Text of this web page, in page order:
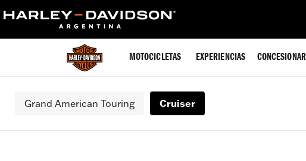
MOTOCICLETAS EXPERIENCIAS
Grand American Touring Cruiser